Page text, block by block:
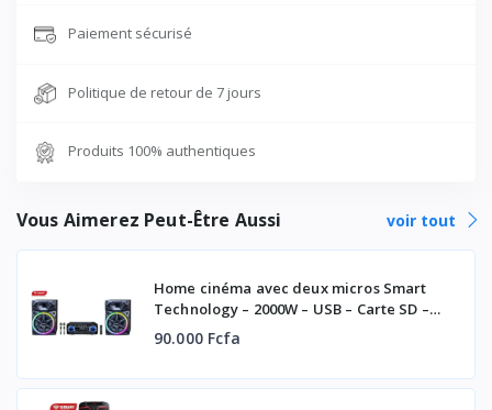
Paiement sécurisé
Politique de retour de 7 jours
Produits 100% authentiques
Vous Aimerez Peut-Être Aussi voir tout
Home cinéma avec deux micros Smart
Technology – 2000W – USB – Carte SD –
AUX – HDMI (ARC) – DVD – Télécommande
– STHP-2100E
90.000 Fcfa